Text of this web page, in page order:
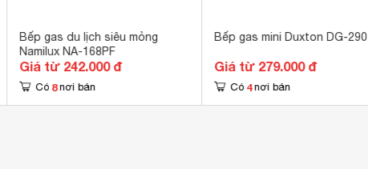
Bếp gas du lịch siêu mỏng
Namilux NA-168PF
Giá từ 242.000 đ
Có 8 nơi bán
Bếp gas mini Duxton DG-290
Giá từ 279.000 đ
Có 4 nơi bán